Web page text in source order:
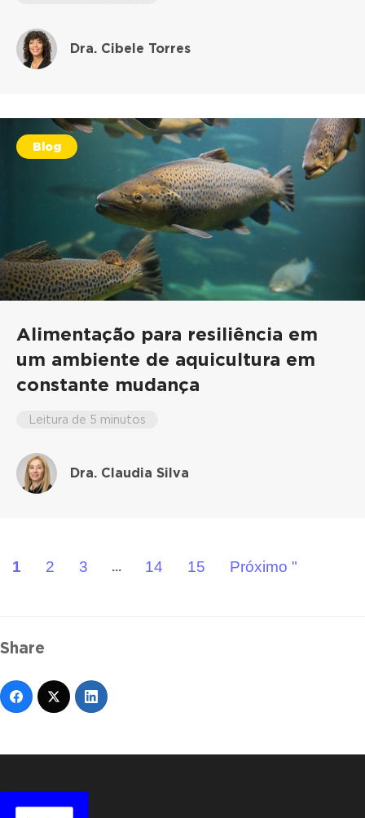
Dra. Cibele Torres
Blog
Alimentação para resiliência em
um ambiente de aquicultura em
constante mudança
Leitura de 5 minutos
Dra. Claudia Silva
1 2 3 ... 14 15 Próximo "
Share